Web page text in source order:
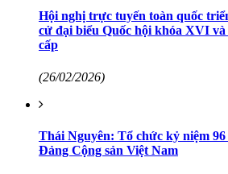
Hội nghị trực tuyến toàn quốc
cử đại biểu Quốc hội khóa XVI
cấp
(26/02/2026)
Thái Nguyên: Tổ chức kỷ niệm
Đảng Cộng sản Việt Nam